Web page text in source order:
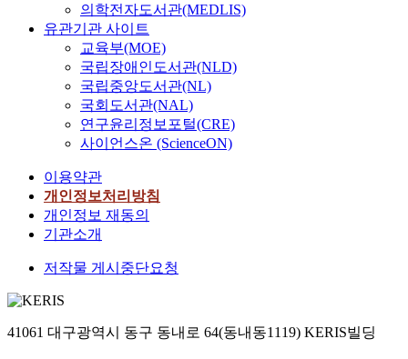
의학전자도서관(MEDLIS)
유관기관 사이트
교육부(MOE)
국립장애인도서관(NLD)
국립중앙도서관(NL)
국회도서관(NAL)
연구윤리정보포털(CRE)
사이언스온 (ScienceON)
이용약관
개인정보처리방침
개인정보 재동의
기관소개
저작물 게시중단요청
41061 대구광역시 동구 동내로 64(동내동1119) KERIS빌딩